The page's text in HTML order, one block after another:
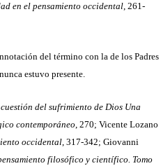
en el pensamiento occidental, 261-
del término con la de los Padres
estuvo presente.
del sufrimiento de Dios Una
contemporáneo, 270; Vicente Lozano
occidental, 317-342; Giovanni
filosófico y científico. Tomo